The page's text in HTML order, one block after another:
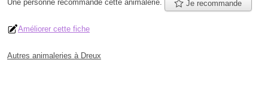
Une personne recommande cette animalerie. Je recommande
Améliorer cette fiche
Autres animaleries à Dreux